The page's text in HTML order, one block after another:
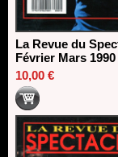
La Revue du
Février Mars 1990
10,00 €